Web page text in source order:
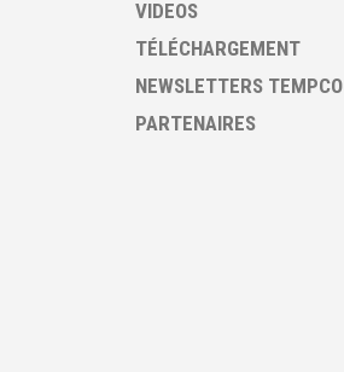
VIDEOS
TÉLÉCHARGEMENT
NEWSLETTERS TEMPCO
PARTENAIRES